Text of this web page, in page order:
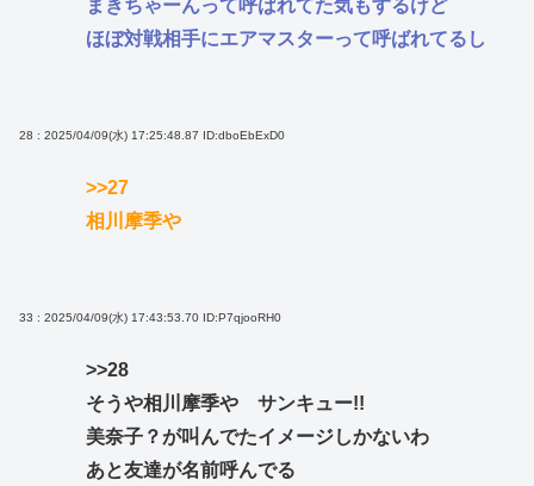
まきちゃーんって呼ばれてた気もするけど
ほぼ対戦相手にエアマスターって呼ばれてるし
28 : 2025/04/09(水) 17:25:48.87 ID:dboEbExD0
>>27
相川摩季や
33 : 2025/04/09(水) 17:43:53.70 ID:P7qjooRH0
>>28
そうや相川摩季や サンキュー!!
美奈子？が叫んでたイメージしかないわ
あと友達が名前呼んでる